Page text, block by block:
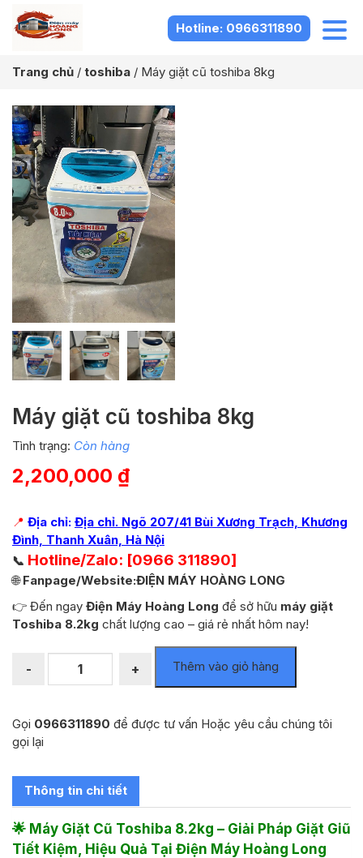
Hotline: 0966311890
Trang chủ / toshiba / Máy giặt cũ toshiba 8kg
Máy giặt cũ toshiba 8kg
Tình trạng: Còn hàng
2,200,000 ₫
📍 Địa chỉ: Địa chỉ. Ngõ 207/41 Bùi Xương Trạch, Khương
Đình, Thanh Xuân, Hà Nội
📞 Hotline/Zalo: [0966 311890]
🌐Fanpage/Website:ĐIỆN MÁY HOÀNG LONG
👉 Đến ngay Điện Máy Hoàng Long để sở hữu máy giặt
Toshiba 8.2kg chất lượng cao – giá rẻ nhất hôm nay!
-
8kg
+ Thêm vào giỏ hàng
Gọi 0966311890 để được tư vấn Hoặc yêu cầu chúng tôi
gọi lại
Thông tin chi tiết
🌟 Máy Giặt Cũ Toshiba 8.2kg – Giải Pháp Giặt Giũ
Tiết Kiệm, Hiệu Quả Tại Điện Máy Hoàng Long